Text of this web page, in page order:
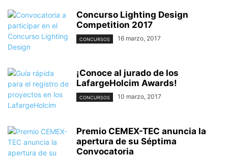
Concurso Lighting Design
Competition 2017
CONCURSOS 16 marzo, 2017
¡Conoce al jurado de los
LafargeHolcim Awards!
CONCURSOS 10 marzo, 2017
Premio CEMEX-TEC anuncia la
apertura de su Séptima
Convocatoria